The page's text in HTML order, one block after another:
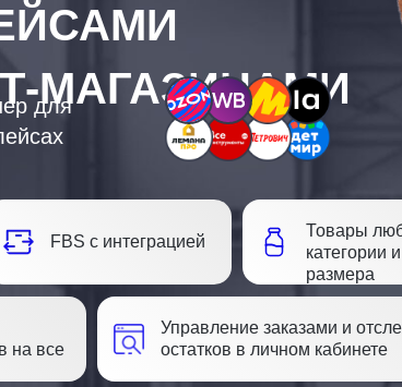
МАГАЗИНАМИ
для
FBS с интеграцией
Товары
категории и
размера
на все
Управление заказами и
остатков в личном кабинете